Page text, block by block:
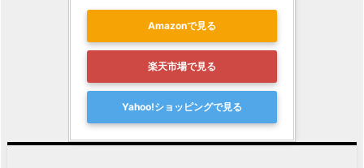
Amazonで見る
楽天市場で見る
Yahoo!ショッピングで見る